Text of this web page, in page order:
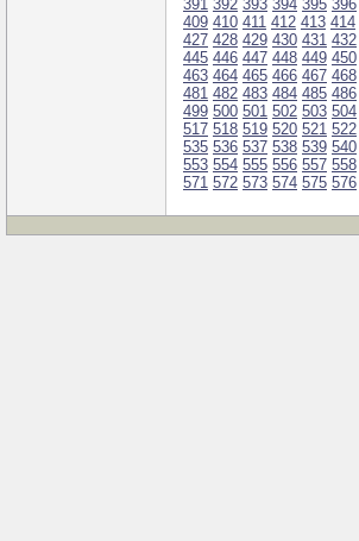
391 392 393 394 395 396
409 410 411 412 413 414
427 428 429 430 431 432
445 446 447 448 449 450
463 464 465 466 467 468
481 482 483 484 485 486
499 500 501 502 503 504
517 518 519 520 521 522
535 536 537 538 539 540
553 554 555 556 557 558
571 572 573 574 575 576